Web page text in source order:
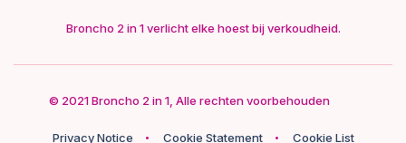
Broncho 2 in 1 verlicht elke hoest bij verkoudheid.
© 2021 Broncho 2 in 1, Alle rechten voorbehouden
Privacy Notice Cookie Statement Cookie List